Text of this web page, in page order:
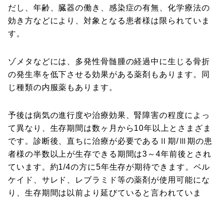
だし、年齢、臓器の働き、感染症の有無、化学療法の
効き方などにより、対象となる患者様は限られていま
す。
ゾメタなどには、多発性骨髄腫の経過中に生じる骨折
の発生率を低下させる効果がある薬剤もあります。同
じ種類の内服薬もあります。
予後は病気の進行度や治療効果、腎障害の程度によっ
て異なり、生存期間は数ヶ月から10年以上とさまざま
です。診断後、直ちに治療が必要であるⅡ期/Ⅲ期の患
者様の半数以上が生存できる期間は3～4年前後とされ
ています。約1/4の方に5年生存が期待できます。ベル
ケイド、サレド、レブラミド等の薬剤が使用可能にな
り、生存期間は以前より延びていると言われていま